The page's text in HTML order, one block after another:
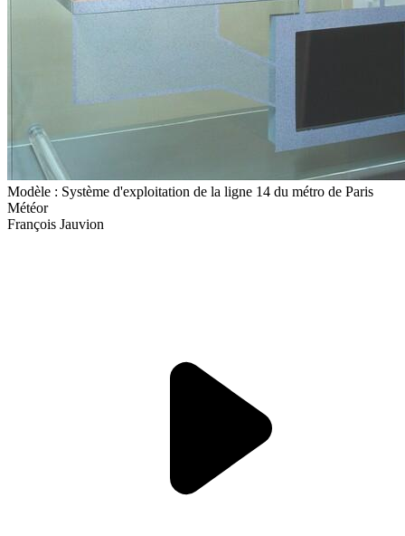
Modèle : Système d'exploitation de la ligne 14 du métro de Paris
Météor
François Jauvion